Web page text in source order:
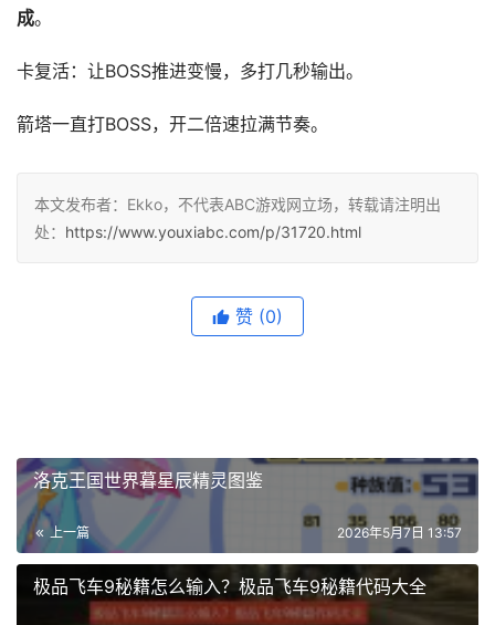
成。
卡复活：让BOSS推进变慢，多打几秒输出。
箭塔一直打BOSS，开二倍速拉满节奏。
本文发布者：Ekko，不代表ABC游戏网立场，转载请注明出
处： https://www.youxiabc.com/p/31720.html
赞 (0)
洛克王国世界暮星辰精灵图鉴
上一篇 2026年5月7日 13:57
极品飞车9秘籍怎么输入？极品飞车9秘籍代码大全